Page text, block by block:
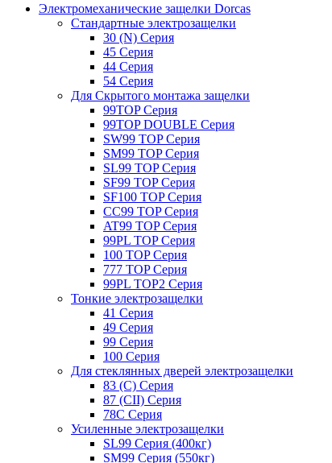
Электромеханические защелки Dorcas
Стандартные электрозащелки
30 (N) Серия
45 Серия
44 Серия
54 Серия
Для Скрытого монтажа защелки
99TOP Серия
99TOP DOUBLE Серия
SW99 TOP Серия
SM99 TOP Серия
SL99 TOP Серия
SF99 TOP Серия
SF100 TOP Серия
CC99 TOP Серия
AT99 TOP Серия
99PL TOP Серия
100 TOP Серия
777 TOP Серия
99PL TOP2 Серия
Тонкие электрозащелки
41 Серия
49 Серия
99 Серия
100 Серия
Для стеклянных дверей электрозащелки
83 (C) Серия
87 (CII) Серия
78С Серия
Усиленные электрозащелки
SL99 Серия (400кг)
SM99 Серия (550кг)